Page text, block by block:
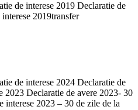
de interese 2019 Declaratie de
2019transfer
de interese 2024 Declaratie de
2023 Declaratie de avere 2023- 30
interese 2023 – 30 de zile de la